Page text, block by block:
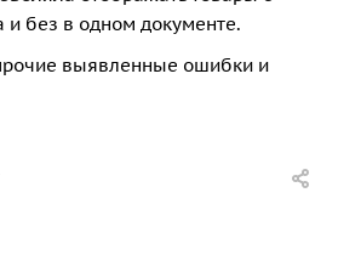
и без в одном документе.
выявленные ошибки и